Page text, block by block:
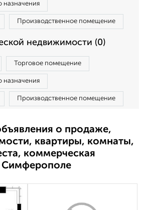
назначения
Производственное помещение
недвижимости (0)
Торговое помещение
назначения
Производственное помещение
о продаже,
квартиры, комнаты,
коммерческая
Симферополе